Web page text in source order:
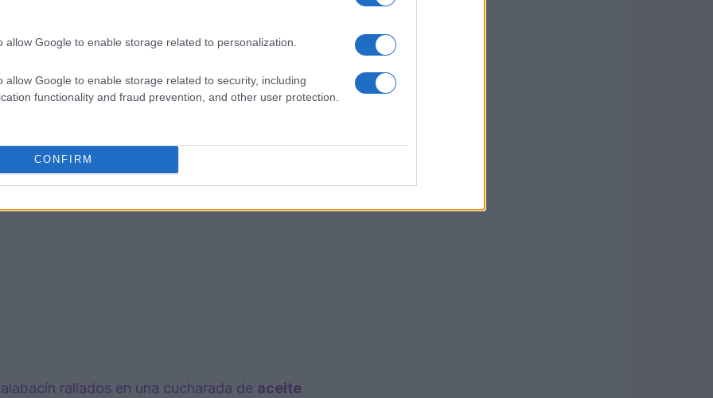
allow Google to enable storage related to personalization.
allow Google to enable storage related to security, including
functionality and fraud prevention, and other user protection.
CONFIRM
rallados en una cucharada de aceite